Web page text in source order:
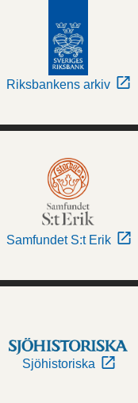
Riksbankens arkiv
Samfundet S:t Erik
Sjöhistoriska